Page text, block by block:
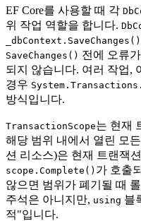
EF Core를 사용할 때 각
위 작업 역할을 합니다.
_dbContext.SaveChanges()
SaveChanges() 전에 오류
되지 않습니다. 여러 작업,
경우
방식입니다.
TransactionScope는 현재
해당 범위 내에서 열린 모든
션 리소스)은 현재 트랜잭
scope.Complete() 가 호출
않으면 범위가 폐기될 때
주석은 아니지만, using 블
적"입니다.